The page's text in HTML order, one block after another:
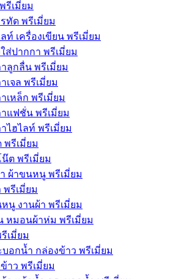
รีเมี่ยม
ทัด พรีเมี่ยม
ท์ เครื่องเขียน พรีเมี่ยม
ส่ปากกา พรีเมี่ยม
ลูกลื่น พรีเมี่ยม
เจล พรีเมี่ยม
เหล็ก พรีเมี่ยม
แฟชั่น พรีเมี่ยม
ไฮไลท์ พรีเมี่ยม
พรีเมี่ยม
ต พรีเมี่ยม
ผ้าขนหนู พรีเมี่ยม
พรีเมี่ยม
นู งานผ้า พรีเมี่ยม
หมอนผ้าห่ม พรีเมี่ยม
เมี่ยม
อกน้ำ กล่องข้าว พรีเมี่ยม
าว พรีเมี่ยม